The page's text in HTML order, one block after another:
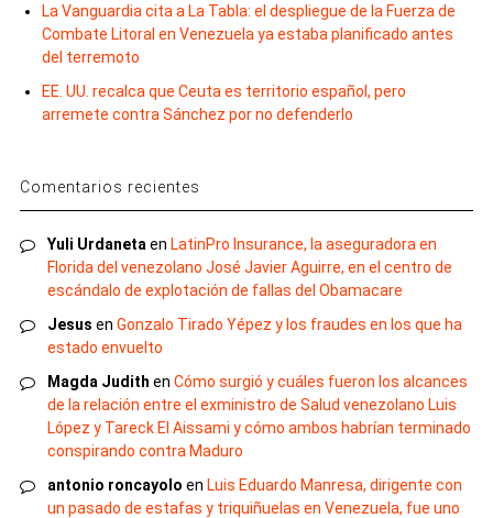
La Vanguardia cita a La Tabla: el despliegue de la Fuerza de
Combate Litoral en Venezuela ya estaba planificado antes
del terremoto
EE. UU. recalca que Ceuta es territorio español, pero
arremete contra Sánchez por no defenderlo
Comentarios recientes
Yuli Urdaneta en LatinPro Insurance, la aseguradora en
Florida del venezolano José Javier Aguirre, en el centro de
escándalo de explotación de fallas del Obamacare
Jesus en Gonzalo Tirado Yépez y los fraudes en los que ha
estado envuelto
Magda Judith en Cómo surgió y cuáles fueron los alcances
de la relación entre el exministro de Salud venezolano Luis
López y Tareck El Aissami y cómo ambos habrían terminado
conspirando contra Maduro
antonio roncayolo en Luis Eduardo Manresa, dirigente con
un pasado de estafas y triquiñuelas en Venezuela, fue uno